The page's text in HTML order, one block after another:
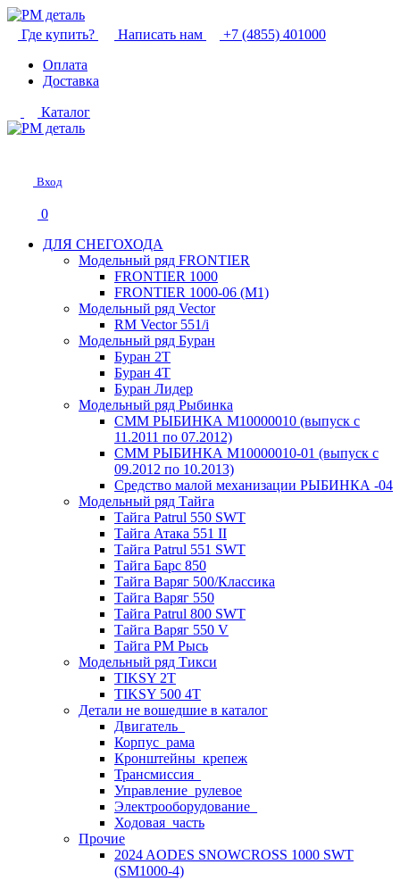
Где купить? Написать нам
+7 (4855) 401000
Оплата
Доставка
Каталог
Вход
0
ДЛЯ СНЕГОХОДА
Модельный ряд FRONTIER
FRONTIER 1000
FRONTIER 1000-06 (М1)
Модельный ряд Vector
RM Vector 551/i
Модельный ряд Буран
Буран 2Т
Буран 4Т
Буран Лидер
Модельный ряд Рыбинка
СММ РЫБИНКА M10000010 (выпуск с
11.2011 по 07.2012)
СММ РЫБИНКА M10000010-01 (выпуск с
09.2012 по 10.2013)
Средство малой механизации РЫБИНКА -04
Модельный ряд Тайга
Тайга Patrul 550 SWT
Тайга Атака 551 II
Тайга Patrul 551 SWT
Тайга Барс 850
Тайга Варяг 500/Классика
Тайга Варяг 550
Тайга Patrul 800 SWT
Тайга Варяг 550 V
Тайга РМ Рысь
Модельный ряд Тикси
TIKSY 2T
TIKSY 500 4T
Детали не вошедшие в каталог
Двигатель_
Корпус_рама
Кронштейны_крепеж
Трансмиссия_
Управление_рулевое
Электрооборудование_
Ходовая_часть
Прочие
2024 AODES SNOWCROSS 1000 SWT
(SM1000-4)